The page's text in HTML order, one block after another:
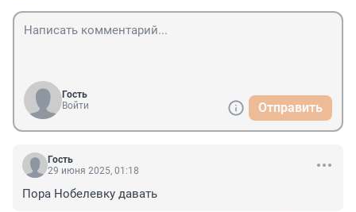
Гость
Войти
Отправить
Гость
29 июня 2025, 01:18
Пора Нобелевку давать